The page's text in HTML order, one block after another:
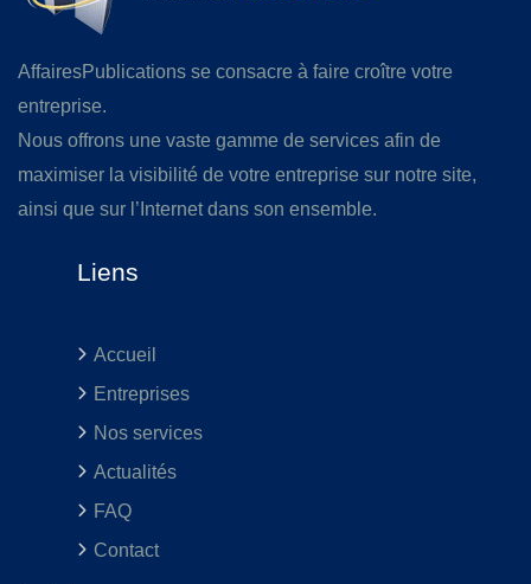
AffairesPublications se consacre à faire croître votre
entreprise.
Nous offrons une vaste gamme de services afin de
maximiser la visibilité de votre entreprise sur notre site,
ainsi que sur l’Internet dans son ensemble.
Liens
Accueil
Entreprises
Nos services
Actualités
FAQ
Contact